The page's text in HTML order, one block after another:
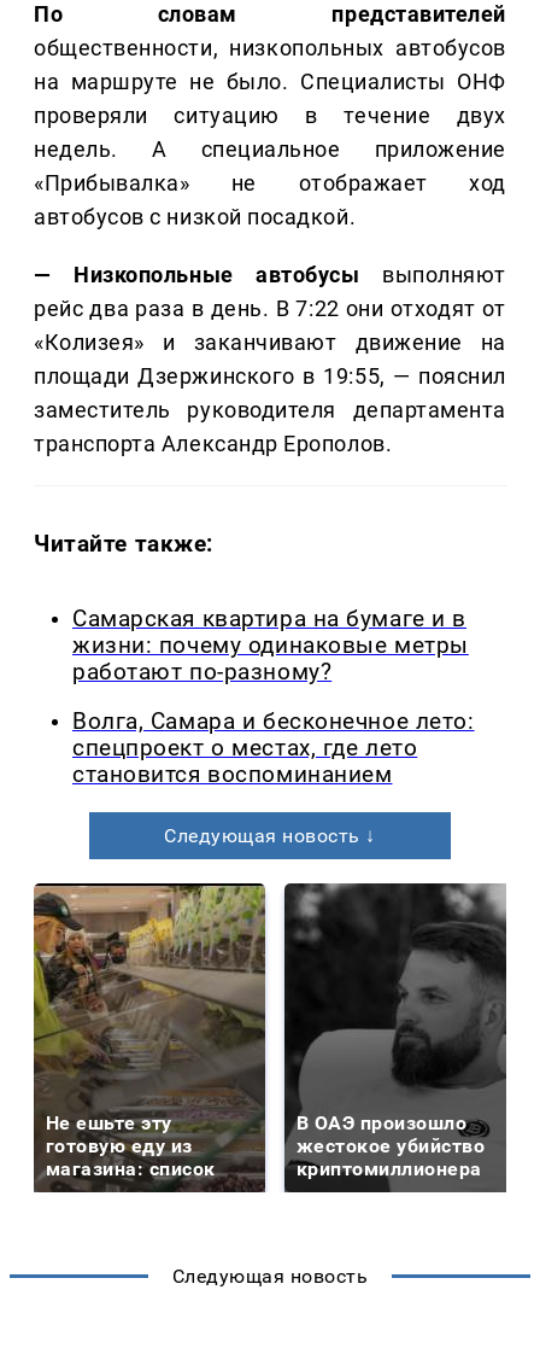
По словам представителей
общественности, низкопольных автобусов
на маршруте не было. Специалисты ОНФ
проверяли ситуацию в течение двух
недель. А специальное приложение
«Прибывалка» не отображает ход
автобусов с низкой посадкой.
— Низкопольные автобусы выполняют
рейс два раза в день. В 7:22 они отходят от
«Колизея» и заканчивают движение на
площади Дзержинского в 19:55, — пояснил
заместитель руководителя департамента
транспорта Александр Ерополов.
Читайте также:
Самарская квартира на бумаге и в
жизни: почему одинаковые метры
работают по-разному?
Волга, Самара и бесконечное лето:
спецпроект о местах, где лето
становится воспоминанием
Следующая новость ↓
Не ешьте эту
готовую еду из
магазина: список
В ОАЭ произошло
жестокое убийство
криптомиллионера
Следующая новость